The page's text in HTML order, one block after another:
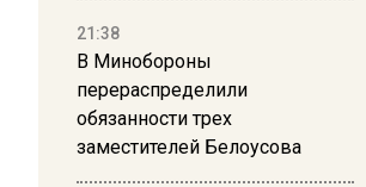
21:38
В Минобороны
перераспределили
обязанности трех
заместителей Белоусова